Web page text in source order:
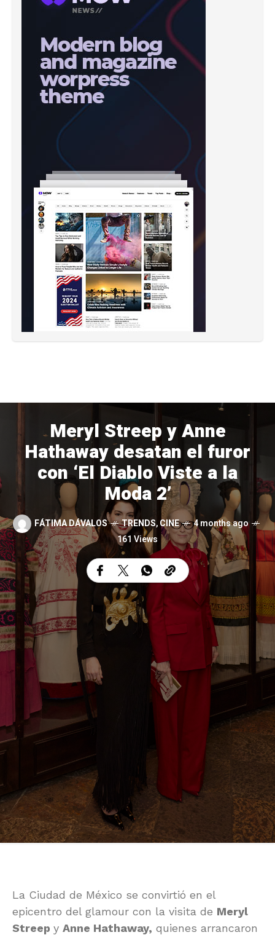
Meryl Streep y Anne
Hathaway desatan el furor
con ‘El Diablo Viste a la
Moda 2’
FÁTIMA DÁVALOS TRENDS,CINE
4 months ago
161 Views
La Ciudad de México se convirtió en el
epicentro del glamour con la visita de Meryl
Streep y Anne Hathaway, quienes arrancaron